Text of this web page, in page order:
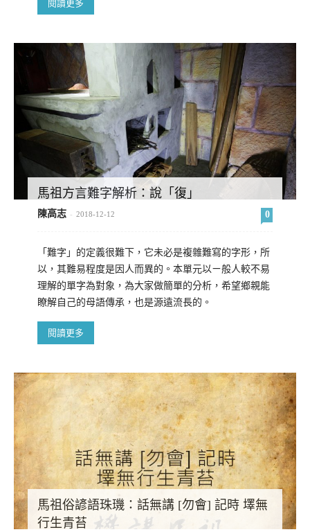
閱讀更多
馬祖方言難字解析：說「復」
陳高志 - 2018-12-12 0
「難字」的定義很難下，它未必是複雜難寫的字形，所
以，其難易程度是因人而異的。本單元以ㄧ般人較不易
理解的單字為對象，為大家做簡單的分析，希望鄉親能
瞭解自己的母語傳承，也是源遠流長的。
閱讀更多
馬祖俗諺語珠璣：話無講 [勿會] 記時 墿無
行生青苔